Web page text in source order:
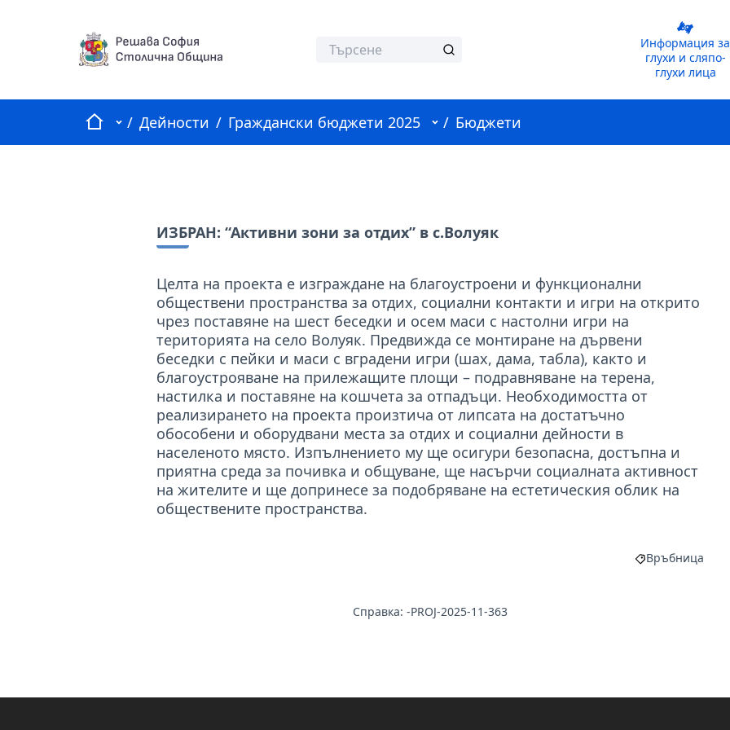
Информация за
глухи и сляпо-
глухи лица
НачалоГлавно меню
/ Дейности / Граждански бюджети 2025 Потребителско меню
/ Бюджети
ИЗБРАН: “Активни зони за отдих” в с.Волуяк
Целта на проекта е изграждане на благоустроени и функционални
обществени пространства за отдих, социални контакти и игри на открито
чрез поставяне на шест беседки и осем маси с настолни игри на
територията на село Волуяк. Предвижда се монтиране на дървени
беседки с пейки и маси с вградени игри (шах, дама, табла), както и
благоустрояване на прилежащите площи – подравняване на терена,
настилка и поставяне на кошчета за отпадъци. Необходимостта от
реализирането на проекта произтича от липсата на достатъчно
обособени и оборудвани места за отдих и социални дейности в
населеното място. Изпълнението му ще осигури безопасна, достъпна и
приятна среда за почивка и общуване, ще насърчи социалната активност
на жителите и ще допринесе за подобряване на естетическия облик на
обществените пространства.
Филтриране
Връбница
Справка: -PROJ-2025-11-363